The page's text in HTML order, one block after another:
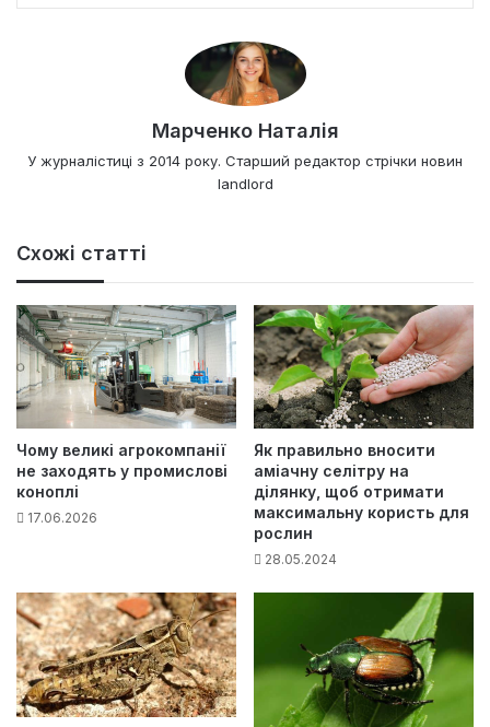
Марченко Наталія
У журналістиці з 2014 року. Старший редактор стрічки новин
landlord
Схожі статті
Чому великі агрокомпанії
не заходять у промислові
коноплі
17.06.2026
Як правильно вносити
аміачну селітру на
ділянку, щоб отримати
максимальну користь для
рослин
28.05.2024